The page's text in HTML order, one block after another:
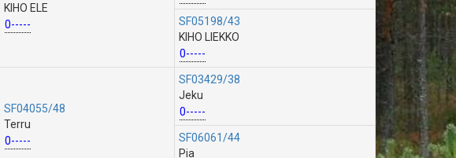
KIHO ELE
0-----
SF05198/43
KIHO LIEKKO
0-----
SF04055/48
Terru
0-----
SF03429/38
Jeku
0-----
SF06061/44
Pia